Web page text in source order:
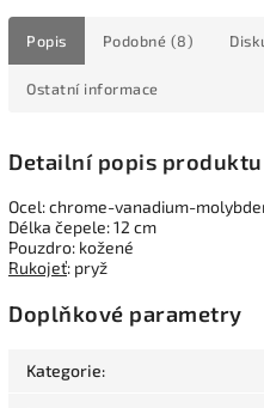
Popis Podobné (8)
Ostatní informace
Detailní popis produktu
Ocel: chrome-vanadium-
Délka čepele: 12 cm
Pouzdro: kožené
Rukojeť: pryž
Doplňkové parametry
Kategorie: